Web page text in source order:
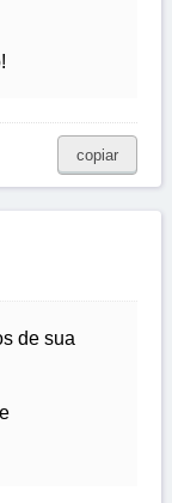
copiar
de sua